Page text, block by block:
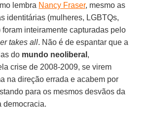
lembra Nancy Fraser, mesmo as
identitárias (mulheres, LGBTQs,
inteiramente capturadas pelo
takes all. Não é de espantar que a
do mundo neoliberal ,
crise de 2008-2009, se virem
na direção errada e acabem por
para os mesmos desvãos da
democracia.